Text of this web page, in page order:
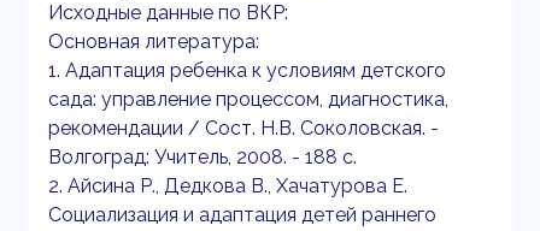
Исходные данные по ВКР:
Основная литература:
1. Адаптация ребенка к условиям детского
сада: управление процессом, диагностика,
рекомендации / Сост. Н.В. Соколовская. -
Волгоград: Учитель, 2008. - 188 с.
2. Айсина Р., Дедкова В., Хачатурова Е.
Социализация и адаптация детей раннего